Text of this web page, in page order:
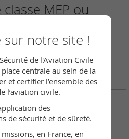
MEP ou
à
rating MEP
sur notre site !
de l'Aviation Civile
place centrale au sein de la
et certifier l’ensemble des
l’aviation civile.
des
de sécurité et de sûreté.
missions, en France, en